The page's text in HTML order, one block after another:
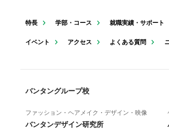
特長 学部・コース 就職実績・サポート
イベント アクセス よくある質問
バンタングループ校
ファッション・ヘアメイク・デザイン・映像
バンタンデザイン研究所